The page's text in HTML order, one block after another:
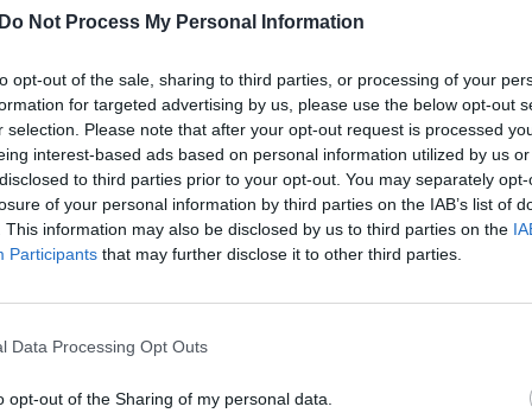
Do Not Process My Personal Information
opt-out of the sale, sharing to third parties, or processing of your
for targeted advertising by us, please use the below opt-out
selection. Please note that after your opt-out request is processed
interest-based ads based on personal information utilized by us
to third parties prior to your opt-out. You may separately
of your personal information by third parties on the IAB’s list of
This information may also be disclosed by us to third parties on the
Participants that may further disclose it to other third parties.
Data Processing Opt Outs
opt-out of the Sharing of my personal data.
Lietuvos pilietybė Stambulo Fenerbahce
–
kasdienybė – priekabiavimas, patyčios ir